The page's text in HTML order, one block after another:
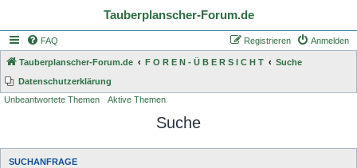
Tauberplanscher-Forum.de
FAQ Anmelden
Registrieren
Tauberplanscher-Forum.de F O R E N - Ü B E R S I C H T
Suche
Datenschutzerklärung
Unbeantwortete Themen
Aktive Themen
Suche
SUCHANFRAGE